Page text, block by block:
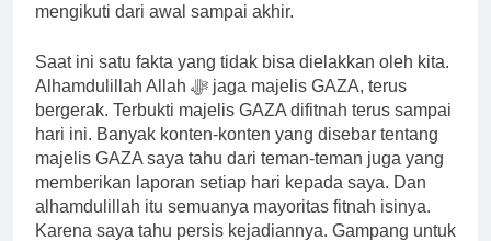
mengikuti dari awal sampai akhir.
Saat ini satu fakta yang tidak bisa dielakkan oleh kita.
Alhamdulillah Allah ﷻ jaga majelis GAZA, terus
bergerak. Terbukti majelis GAZA difitnah terus sampai
hari ini. Banyak konten-konten yang disebar tentang
majelis GAZA saya tahu dari teman-teman juga yang
memberikan laporan setiap hari kepada saya. Dan
alhamdulillah itu semuanya mayoritas fitnah isinya.
Karena saya tahu persis kejadiannya. Gampang untuk